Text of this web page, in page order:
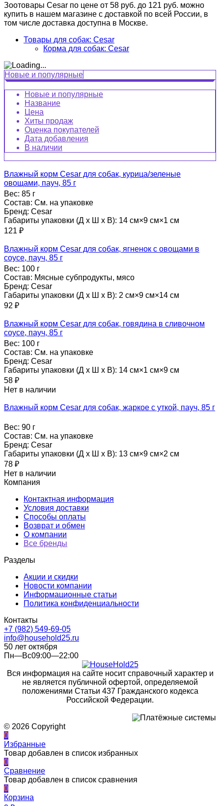
Зоотовары Cesar по цене от 58 руб. до 121 руб. можно
купить в нашем магазине с доставкой по всей России, в
том числе доставка доступна в Москве.
Товары для собак: Cesar
Корма для собак: Cesar
Новые и популярные
Новые и популярные
Название
Цена
Хиты продаж
Оценка покупателей
Дата добавления
В наличии
Влажный корм Cesar для собак, курица/зеленые
овощами, пауч, 85 г
Вес: 85 г
Состав: См. на упаковке
Бренд: Cesar
Габариты упаковки (Д х Ш х В): 14 см×9 см×1 см
121 ₽
Влажный корм Cesar для собак, ягненок с овощами в
соусе, пауч, 85 г
Вес: 100 г
Состав: Мясные субпродукты, мясо
Бренд: Cesar
Габариты упаковки (Д х Ш х В): 2 см×9 см×14 см
92 ₽
Влажный корм Cesar для собак, говядина в сливочном
соусе, пауч, 85 г
Вес: 100 г
Состав: См. на упаковке
Бренд: Cesar
Габариты упаковки (Д х Ш х В): 14 см×1 см×9 см
58 ₽
Нет в наличии
Влажный корм Cesar для собак, жаркое с уткой, пауч, 85 г
Вес: 90 г
Состав: См. на упаковке
Бренд: Cesar
Габариты упаковки (Д х Ш х В): 13 см×9 см×2 см
78 ₽
Нет в наличии
Компания
Контактная информация
Условия доставки
Способы оплаты
Возврат и обмен
О компании
Все бренды
Разделы
Акции и скидки
Новости компании
Информационные статьи
Политика конфиденциальности
Контакты
+7 (982) 549-69-05
info@household25.ru
50 лет октября
Пн—Вс09:00—22:00
Вся информация на сайте носит справочный характер и
не является публичной офертой, определяемой
положениями Статьи 437 Гражданского кодекса
Российской Федерации.
© 2026 Copyright
0
Избранные
Товар добавлен в список избранных
0
Сравнение
Товар добавлен в список сравнения
0
Корзина